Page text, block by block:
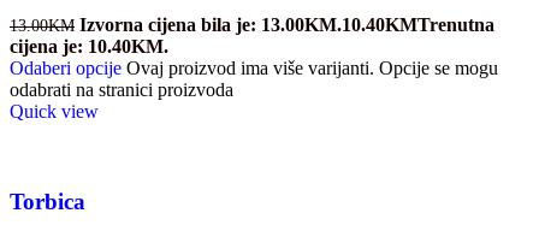
13.00KM Izvorna cijena bila je: 13.00KM.10.40KMTrenutna
cijena je: 10.40KM.
Odaberi opcije Ovaj proizvod ima više varijanti. Opcije se mogu
odabrati na stranici proizvoda
Quick view
Torbica